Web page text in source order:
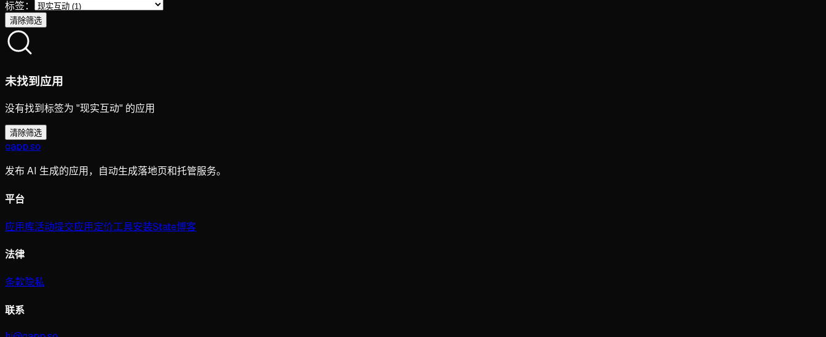
标签：
清除筛选
未找到应用
没有找到标签为 "现实互动" 的应用
清除筛选
gapp.so
发布 AI 生成的应用，自动生成落地页和托管服务。
平台
应用库活动提交应用定价工具安装State博客
法律
条款隐私
联系